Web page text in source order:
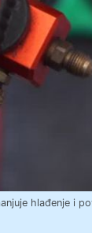
hlađenje i